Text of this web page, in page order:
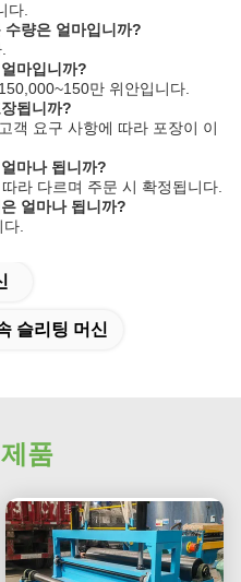
다.
량은 얼마입니까?
마입니까?
만 위안입니다.
됩니까?
객 요구 사항에 따라 포장이 이
마나 됩니까?
라 다르며 주문 시 확정됩니다.
얼마나 됩니까?
.
슬리팅 머신
품